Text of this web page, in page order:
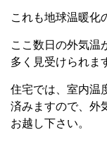
これも地球温暖化
ここ数日の外気温
多く見受けられま
住宅では、室内温
済みますので、外
お越し下さい。